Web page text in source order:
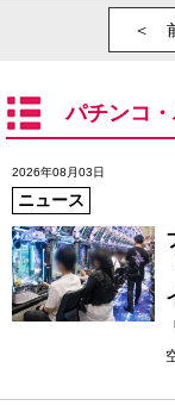
＜
パチンコ
2026年08月03日
ニュース